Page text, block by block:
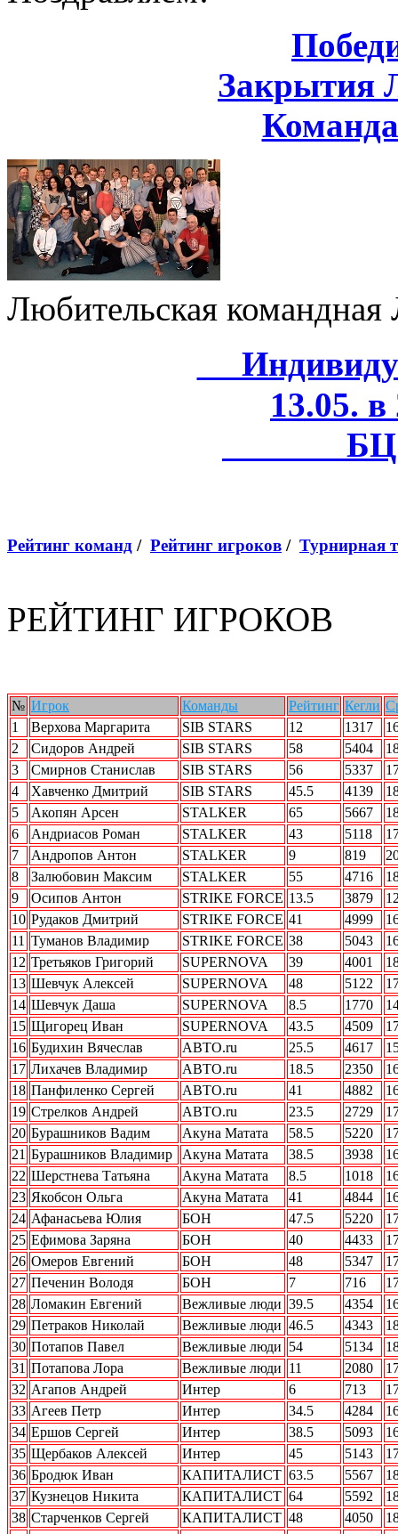
Закрытия
Любительская
13.05.
БЦ
Рейтинг команд / Рейтинг игроков / Турнирная
РЕЙТИНГ ИГРОКОВ
№ Игрок Команды Рейтинг Кегли
1
Верхова Маргарита SIB STARS 12 1317
2
Сидоров Андрей SIB STARS 58 5404
3
Смирнов Станислав SIB STARS 56 5337
4
Хавченко Дмитрий SIB STARS 45.5 4139
5
Акопян Арсен STALKER 65 5667
6
Андриасов Роман STALKER 43 5118
7
Андропов Антон STALKER 9 819
8
Залюбовин Максим STALKER 55 4716
9
Осипов Антон STRIKE FORCE 13.5 3879
10 Рудаков Дмитрий STRIKE FORCE 41 4999
11 Туманов Владимир STRIKE FORCE 38 5043
12 Третьяков Григорий SUPERNOVA 39 4001
13 Шевчук Алексей SUPERNOVA 48 5122
14 Шевчук Даша SUPERNOVA 8.5 1770
15 Щигорец Иван SUPERNOVA 43.5 4509
16 Будихин Вячеслав АВТО.ru 25.5 4617
17 Лихачев Владимир АВТО.ru 18.5 2350
18 Панфиленко Сергей АВТО.ru 41 4882
19 Стрелков Андрей АВТО.ru 23.5 2729
20 Бурашников Вадим Акуна Матата 58.5 5220
21 Бурашников Владимир Акуна Матата 38.5 3938
22 Шерстнева Татьяна Акуна Матата 8.5 1018
23 Якобсон Ольга Акуна Матата 41 4844
24 Афанасьева Юлия БОН 47.5 5220
25 Ефимова Заряна БОН 40 4433
26 Омеров Евгений БОН 48 5347
27 Печенин Володя БОН 7 716
28 Ломакин Евгений Вежливые люди 39.5 4354
29 Петраков Николай Вежливые люди 46.5 4343
30 Потапов Павел Вежливые люди 54 5134
31 Потапова Лора Вежливые люди 11 2080
32 Агапов Андрей Интер 6 713
33 Агеев Петр Интер 34.5 4284
34 Ершов Сергей Интер 38.5 5093
35 Щербаков Алексей Интер 45 5143
36 Бродюк Иван КАПИТАЛИСТ 63.5 5567
37 Кузнецов Никита КАПИТАЛИСТ 64 5592
38 Старченков Сергей КАПИТАЛИСТ 48 4050